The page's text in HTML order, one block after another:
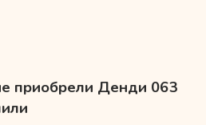
приобрели Денди 063